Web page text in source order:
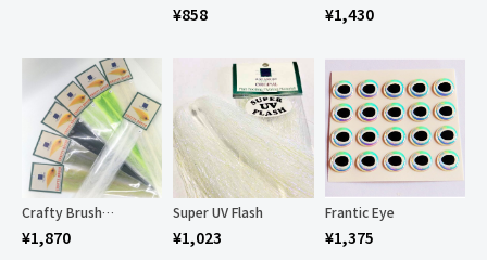
¥858 ¥1,430
Crafty Brushes 3″
¥1,870
Super UV Flash
¥1,023
Frantic Eye
¥1,375